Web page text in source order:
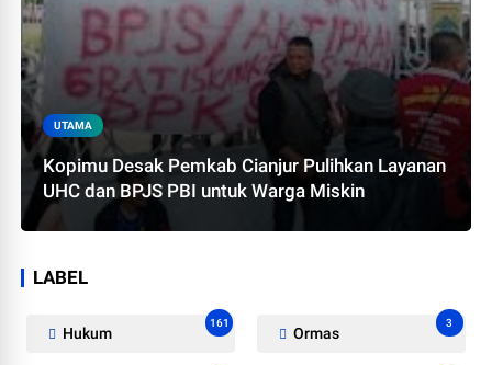
UTAMA
Kopimu Desak Pemkab Cianjur Pulihkan Layanan
UHC dan BPJS PBI untuk Warga Miskin
LABEL
Hukum
161
Ormas
3